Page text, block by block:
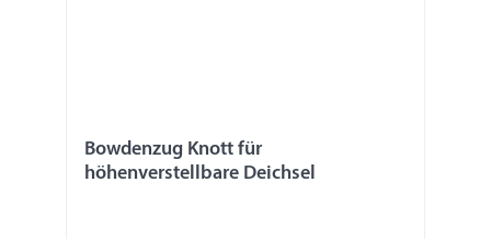
Bowdenzug Knott für
höhenverstellbare Deichsel